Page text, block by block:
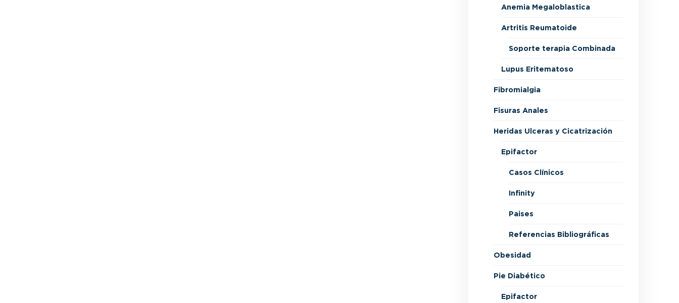
Anemia Megaloblastica
Artritis Reumatoide
Soporte terapia Combinada
Lupus Eritematoso
Fibromialgia
Fisuras Anales
Heridas Ulceras y Cicatrización
Epifactor
Casos Clínicos
Infinity
Paises
Referencias Bibliográficas
Obesidad
Pie Diabético
Epifactor